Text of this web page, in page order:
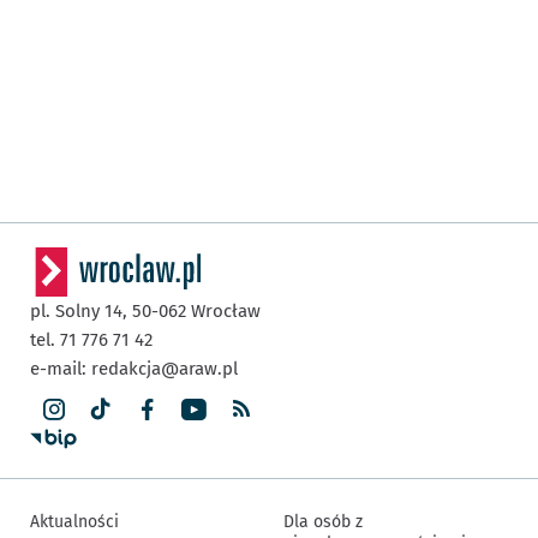
pl. Solny 14, 50-062 Wrocław
tel. 71 776 71 42
e-mail: redakcja@araw.pl
Aktualności
Dla osób z